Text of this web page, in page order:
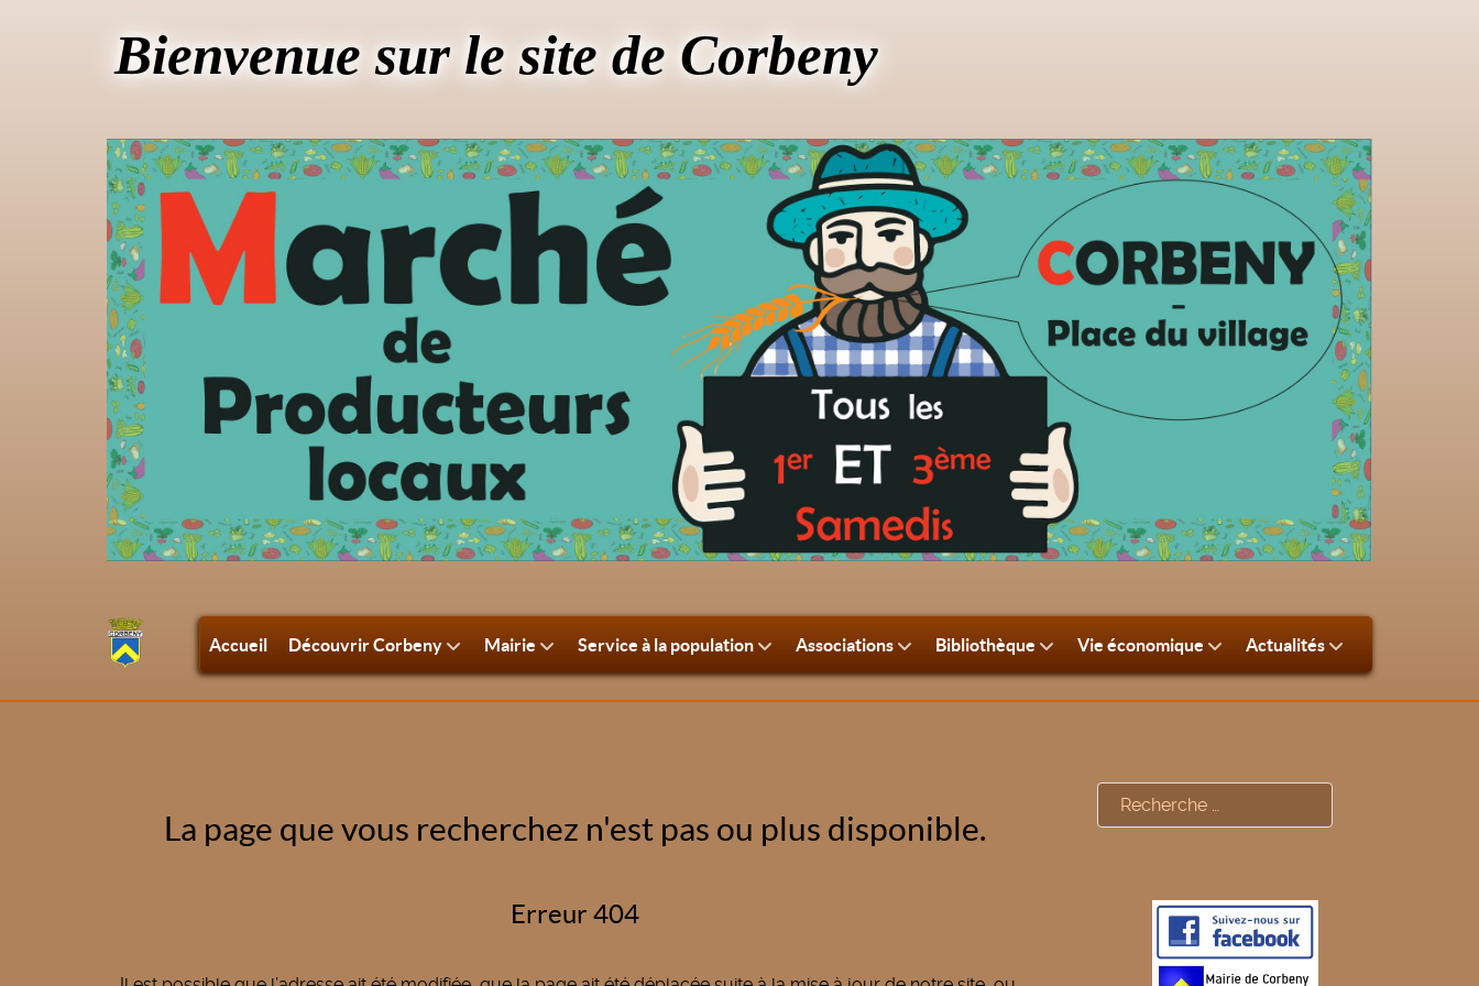
Bienvenue sur le site de Corbeny
Accueil Découvrir Corbeny Mairie Service à la population Associations Bibliothèque Vie économique Actualités
La page que vous recherchez n'est pas ou plus disponible.
Erreur 404
Rechercher